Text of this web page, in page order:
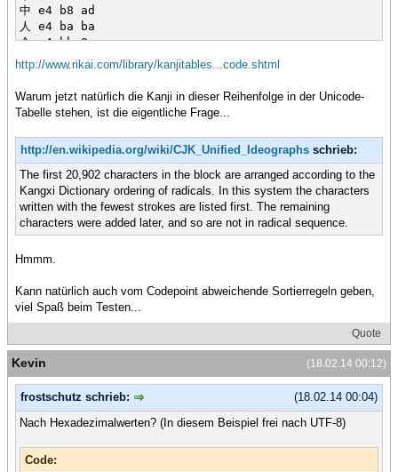
中 e4 b8 ad
人 e4 ba ba
今 e4 bb 8a
会 e4 bc 9a
伝 e4 bc 9d
http://www.rikai.com/library/kanjitables...code.shtml
Warum jetzt natürlich die Kanji in dieser Reihenfolge in der Unicode-
Tabelle stehen, ist die eigentliche Frage...
http://en.wikipedia.org/wiki/CJK_Unified_Ideographs schrieb:
The first 20,902 characters in the block are arranged according to the
Kangxi Dictionary ordering of radicals. In this system the characters
written with the fewest strokes are listed first. The remaining
characters were added later, and so are not in radical sequence.
Hmmm.
Kann natürlich auch vom Codepoint abweichende Sortierregeln geben,
viel Spaß beim Testen...
Quote
(18.02.14 00:12)
Kevin
(18.02.14 00:04)
frostschutz schrieb:
Nach Hexadezimalwerten? (In diesem Beispiel frei nach UTF-8)
Code: